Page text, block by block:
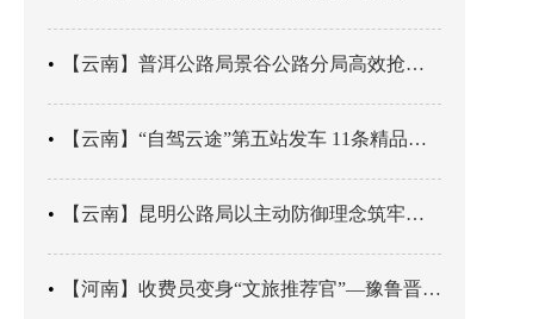
【云南】普洱公路局景谷公路分局高效抢通紧急送医村路
【云南】“自驾云途”第五站发车 11条精品线路串起全域风光
【云南】昆明公路局以主动防御理念筑牢汛期安全防线
【河南】收费员变身“文旅推荐官”—豫鲁晋四地市交旅融合让游客一下高速就“入戏”